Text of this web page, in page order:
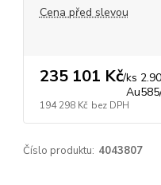
Cena před slevou
235 101 Kč/ks
194 298 Kč bez DPH
Číslo produktu: 4043807